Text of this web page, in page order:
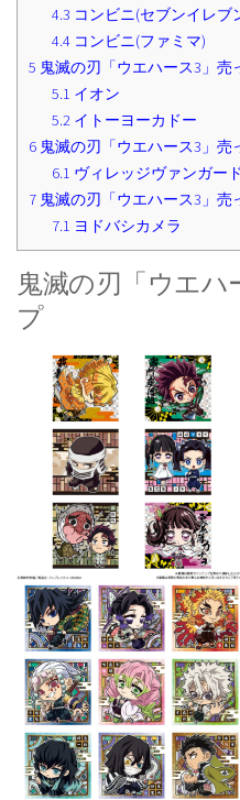
4.3 コンビニ(セブンイレブ
4.4 コンビニ(ファミマ)
5 鬼滅の刃「ウエハース3」売
5.1 イオン
5.2 イトーヨーカドー
6 鬼滅の刃「ウエハース3」売
6.1 ヴィレッジヴァンガード
7 鬼滅の刃「ウエハース3」
7.1 ヨドバシカメラ
鬼滅の刃「ウエハ
プ